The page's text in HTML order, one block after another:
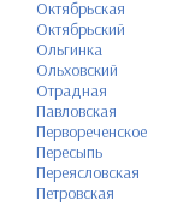
Октябрьская
Октябрьский
Ольгинка
Ольховский
Отрадная
Павловская
Первореченское
Пересыпь
Переясловская
Петровская